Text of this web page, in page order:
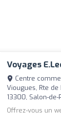
Voyages
Centre
Viougues, Rte de
13300, Salon-de-
Offrez-vous un